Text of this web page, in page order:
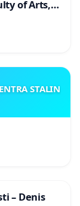
of Arts,
STALIN
– Denis